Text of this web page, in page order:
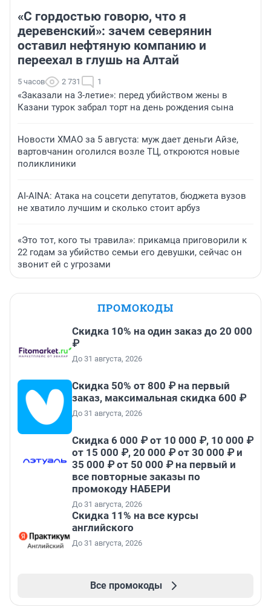
«С гордостью говорю, что я
деревенский»: зачем северянин
оставил нефтяную компанию и
переехал в глушь на Алтай
5 часов 2 731 1
«Заказали на 3-летие»: перед убийством жены в
Казани турок забрал торт на день рождения сына
Новости ХМАО за 5 августа: муж дает деньги Айзе,
вартовчанин оголился возле ТЦ, откроются новые
поликлиники
AI-AINA: Атака на соцсети депутатов, бюджета вузов
не хватило лучшим и сколько стоит арбуз
«Это тот, кого ты травила»: прикамца приговорили к
22 годам за убийство семьи его девушки, сейчас он
звонит ей с угрозами
ПРОМОКОДЫ
Скидка 10% на один заказ до 20 000
₽
До 31 августа, 2026
Скидка 50% от 800 ₽ на первый
заказ, максимальная скидка 600 ₽
До 31 августа, 2026
Скидка 6 000 ₽ от 10 000 ₽, 10 000 ₽
от 15 000 ₽, 20 000 ₽ от 30 000 ₽ и
35 000 ₽ от 50 000 ₽ на первый и
все повторные заказы по
промокоду НАБЕРИ
До 31 августа, 2026
Скидка 11% на все курсы
английского
До 31 августа, 2026
Все промокоды